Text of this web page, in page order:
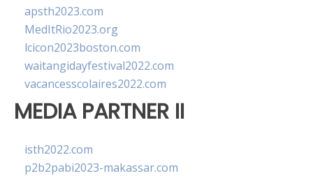
apsth2023.com
MedItRio2023.org
lcicon2023boston.com
waitangidayfestival2022.com
vacancesscolaires2022.com
MEDIA PARTNER II
isth2022.com
p2b2pabi2023-makassar.com